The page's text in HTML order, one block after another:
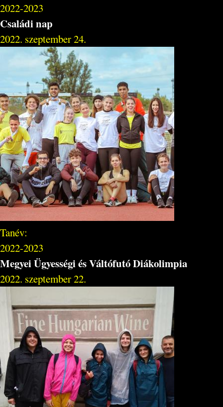
2022-2023
Családi nap
2022. szeptember 24.
Tanév:
2022-2023
Megyei Ügyességi és Váltófutó Diákolimpia
2022. szeptember 22.